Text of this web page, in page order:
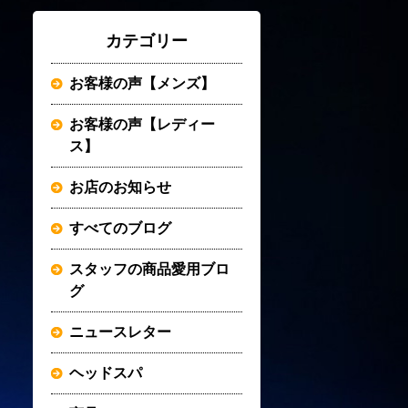
カテゴリー
お客様の声【メンズ】
お客様の声【レディー
ス】
お店のお知らせ
すべてのブログ
スタッフの商品愛用ブロ
グ
ニュースレター
ヘッドスパ